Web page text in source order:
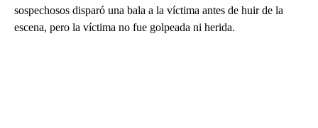
sospechosos disparó una bala a la víctima antes de huir de la
escena, pero la víctima no fue golpeada ni herida.